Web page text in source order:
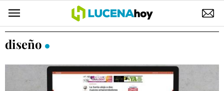
POLÍTICA
ELECCIONES
diseño